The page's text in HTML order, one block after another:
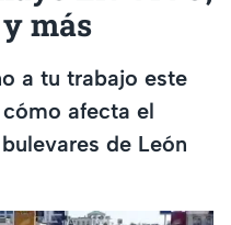
más
a tu trabajo este
afecta el
de León